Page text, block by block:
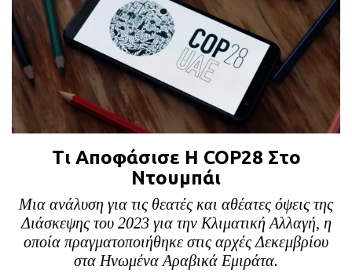
ΑΡΘΡΟΓΡΑΦΙΑ
ΕΚΔΗΛΩΣΕΙΣ
DATA
ΔΕΙΚΤΕΣ
CHARTS
ABOUT
ΕΠΙΚΟΙΝΩΝΙΑ
ΕΚΔΟΣΕΙΣ
Τι Αποφάσισε Η COP28 Στο
Ντουμπάι
Μια ανάλυση για τις θεατές και αθέατες όψεις της
Διάσκεψης του 2023 για την Κλιματική Αλλαγή, η
οποία πραγματοποιήθηκε στις αρχές Δεκεμβρίου
στα Ηνωμένα Αραβικά Εμιράτα.